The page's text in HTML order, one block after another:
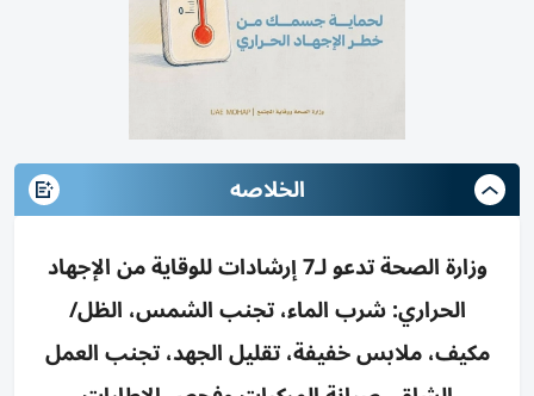
الخلاصه
وزارة الصحة تدعو لـ7 إرشادات للوقاية من الإجهاد
الحراري: شرب الماء، تجنب الشمس، الظل/
مكيف، ملابس خفيفة، تقليل الجهد، تجنب العمل